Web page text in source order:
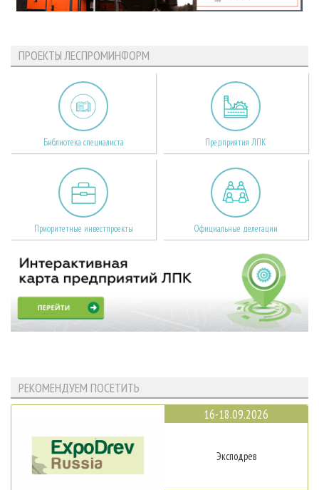
ПРОЕКТЫ ЛЕСПРОМИНФОРМ
Библиотека специалиста Предприятия ЛПК
Приоритетные инвестпроекты Официальные делегации
РЕКОМЕНДУЕМ ПОСЕТИТЬ
16-18.09.2026
Эксподрев